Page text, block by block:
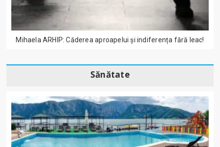
Mihaela ARHIP: Căderea aproapelui și indiferența fără leac!
Sănătate